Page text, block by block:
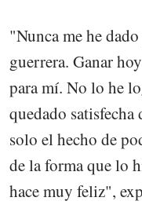
"Nunca me he
guerrera. Ganar
para mí. No lo he
quedado
solo el hecho de
de la forma que lo
hace muy feliz",